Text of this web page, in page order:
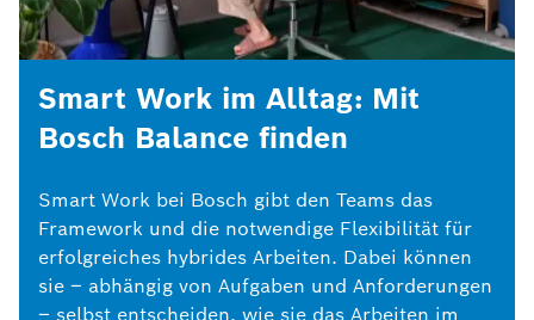
Smart Work im Alltag: Mit
Bosch Balance finden
Smart Work bei Bosch gibt den Teams das
Framework und die notwendige Flexibilität für
erfolgreiches hybrides Arbeiten. Dabei können
sie – abhängig von Aufgaben und Anforderungen
– selbst entscheiden, wie sie das Arbeiten im